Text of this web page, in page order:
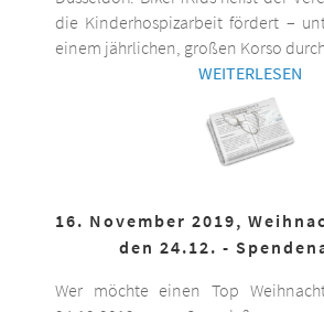
die Kinderhospizarbeit fördert –
einem jährlichen, großen Korso
WEITERLESEN
16. November 2019,
den 24.12. -
Wer möchte einen Top